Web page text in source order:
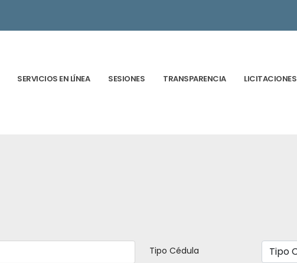
SERVICIOS EN LÍNEA SESIONES TRANSPARENCIA LICITACIONES
Tipo Cédula